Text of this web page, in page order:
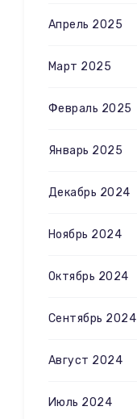
Апрель 2025
Март 2025
Февраль 2025
Январь 2025
Декабрь 2024
Ноябрь 2024
Октябрь 2024
Сентябрь 2024
Август 2024
Июль 2024